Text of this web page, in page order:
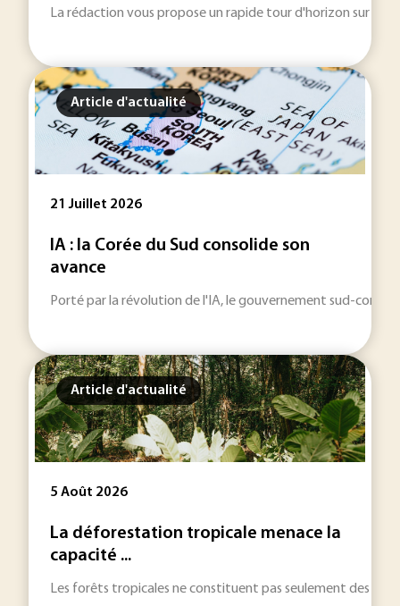
La rédaction vous propose un rapide tour d'horizon sur les
Article d'actualité
21 Juillet 2026
IA : la Corée du Sud consolide son
avance
Porté par la révolution de l'IA, le gouvernement sud-
Article d'actualité
5 Août 2026
La déforestation tropicale menace la
capacité ...
Les forêts tropicales ne constituent pas seulement des